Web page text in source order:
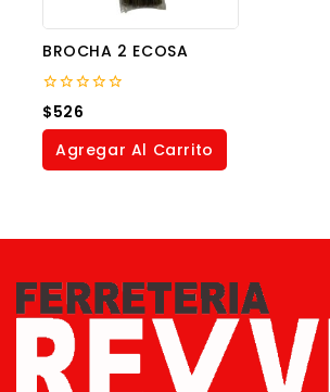
BROCHA 2 ECOSA
0
out
of
$526
Agregar Al Carrito